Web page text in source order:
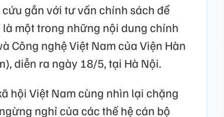
gắn với tư vấn chính sách để
một trong những nội dung chính
Công nghệ Việt Nam của Viện Hàn
diễn ra ngày 18/5, tại Hà Nội.
hội Việt Nam cùng nhìn lại chặng
nghỉ của các thế hệ cán bộ